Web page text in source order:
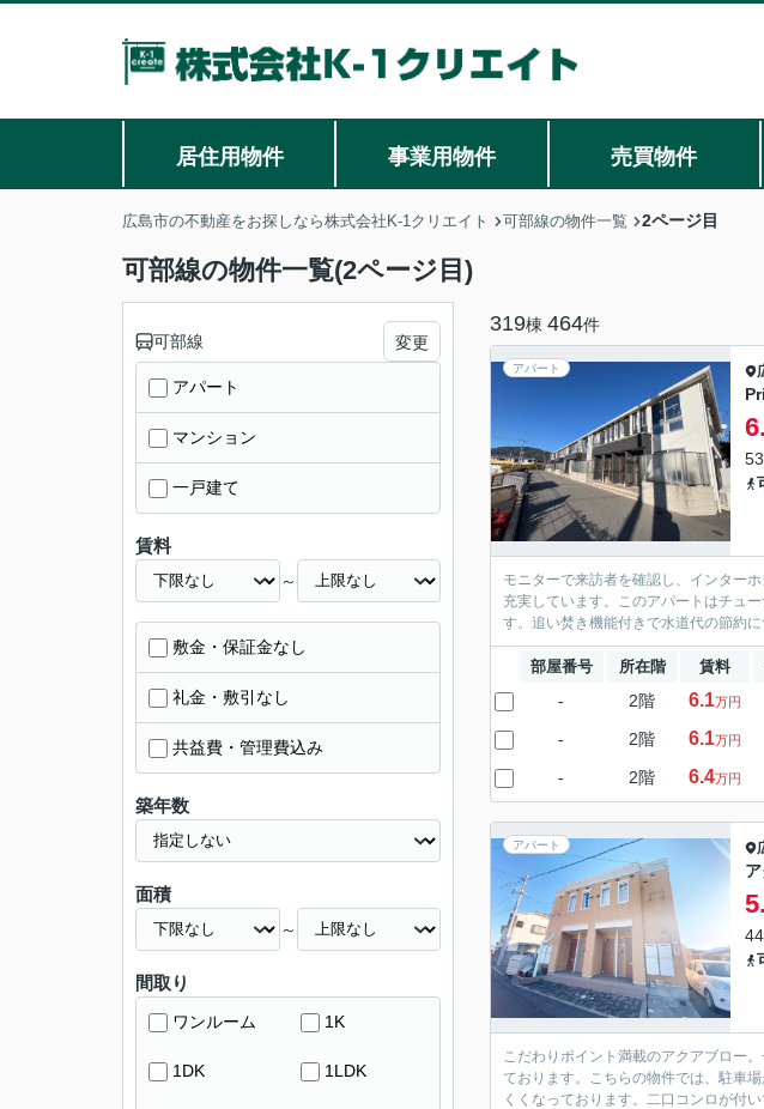
居住用物件 事業用物件 売買物件
広島市の不動産をお探しなら株式会社K-1クリエイト 可部線の物件一覧 2ページ目
可部線の物件一覧(2ページ目)
319棟 464件
アパート
モニターで来訪者を確認し、インター
充実しています。このアパートはチュ
す。追い焚き機能付きで水道代の節約
部屋番号 所在階 賃料
- 2階 6.1万円
- 2階 6.1万円
- 2階 6.4万円
アパート
こだわりポイント満載のアクアブロー
ております。こちらの物件では、駐車
くくなっております。二口コンロが付
可部線 変更
アパート
マンション
一戸建て
賃料
～
敷金・保証金なし
礼金・敷引なし
共益費・管理費込み
築年数
面積
～
間取り
ワンルーム 1K
1DK 1LDK